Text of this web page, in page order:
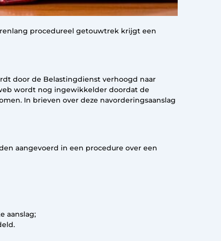
procedureel getouwtrek krijgt een
door de Belastingdienst verhoogd naar
wordt nog ingewikkelder doordat de
In brieven over deze navorderingsaanslag
aangevoerd in een procedure over een
aanslag;